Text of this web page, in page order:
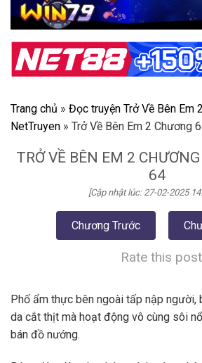
Trang chủ » Đọc truyện Trở Về Bên Em
NetTruyen » Trở Về Bên Em 2 Chương
TRỞ VỀ BÊN EM 2
64
[Cập nhật lúc: 27-02-2025
Chương Trước
Rate this post
Phố ẩm thực bên ngoài tấp nập người,
da cắt thịt mà hoạt động vô cùng sôi
bán đồ nướng.